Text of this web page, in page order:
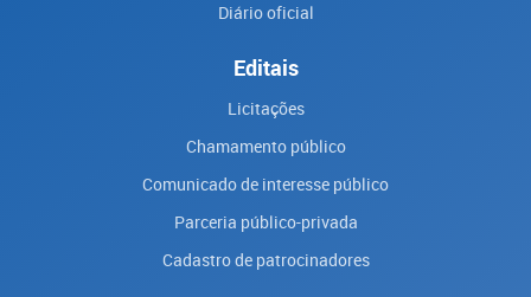
Diário oficial
Editais
Licitações
Chamamento público
Comunicado de interesse público
Parceria público-privada
Cadastro de patrocinadores